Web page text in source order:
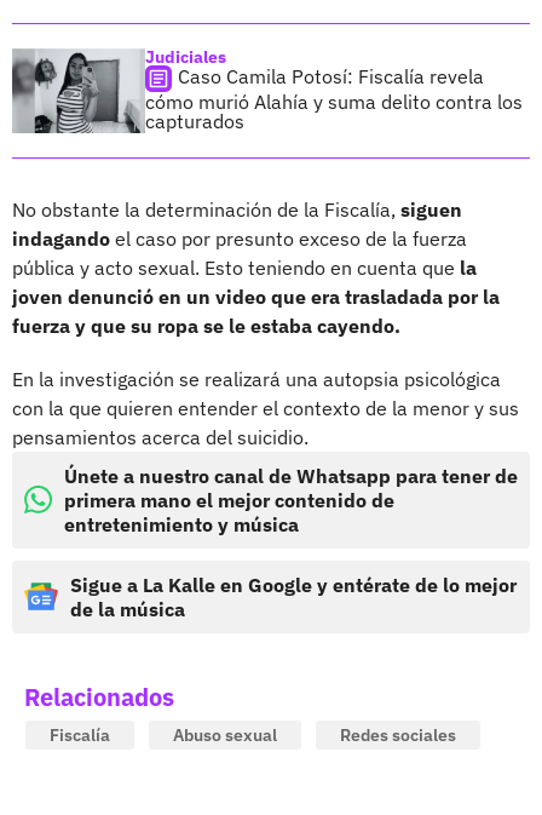
Judiciales
Caso Camila Potosí: Fiscalía revela
cómo murió Alahía y suma delito contra los
capturados
No obstante la determinación de la Fiscalía, siguen
indagando el caso por presunto exceso de la fuerza
pública y acto sexual. Esto teniendo en cuenta que la
joven denunció en un video que era trasladada por la
fuerza y que su ropa se le estaba cayendo.
En la investigación se realizará una autopsia psicológica
con la que quieren entender el contexto de la menor y sus
pensamientos acerca del suicidio.
Únete a nuestro canal de Whatsapp para tener de
primera mano el mejor contenido de
entretenimiento y música
Sigue a La Kalle en Google y entérate de lo mejor
de la música
Relacionados
Fiscalía Abuso sexual Redes sociales